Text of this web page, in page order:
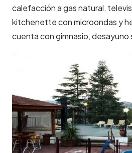
calefacción a gas natural,
kitchenette con microondas y
cuenta con gimnasio, desayuno